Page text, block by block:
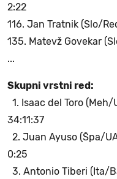
2:22
116. Jan Tratnik (Slo/
135. Matevž
...
Skupni vrstni red:
1. Isaac del Toro
34:11:37
2. Juan Ayuso (Špa/
0:25
3. Antonio Tiberi